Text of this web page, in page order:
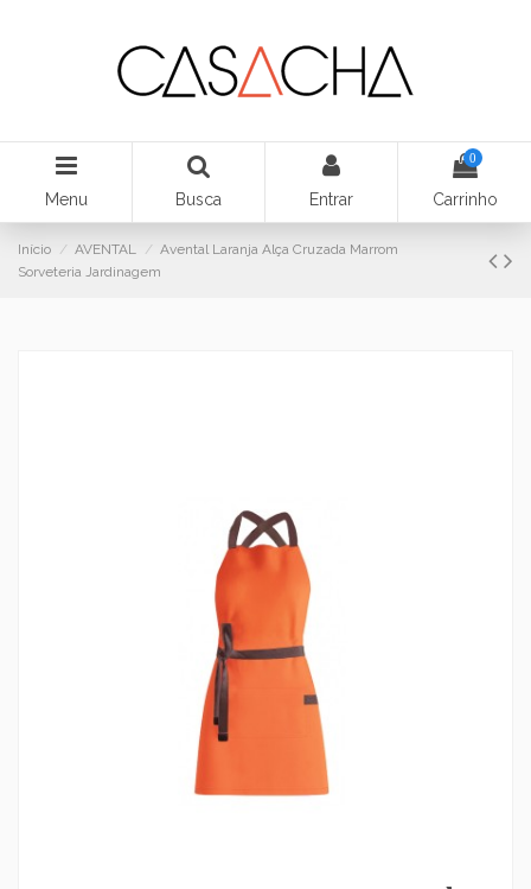
Menu Busca Entrar
0
Carrinho
Início AVENTAL
Avental Laranja Alça Cruzada Marrom
Sorveteria Jardinagem